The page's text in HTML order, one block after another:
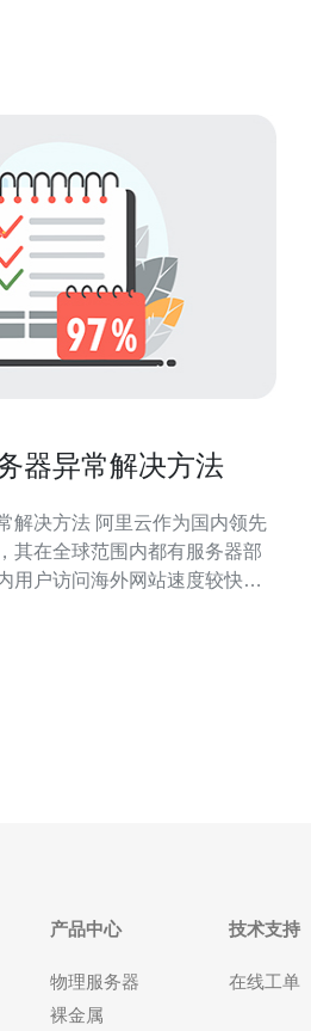
器异常解决方法
云作为国内领先
其在全球范围内都有服务器部
用户访问海外网站速度较快的
。本文将介绍一些阿里云香港
产品中心
物理服务器
裸金属
技术支持
在线工单